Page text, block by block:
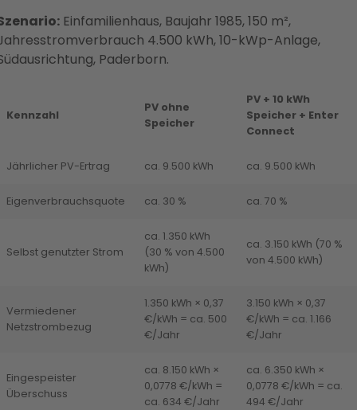
Einfamilienhaus, Baujahr 1985, 150 m²,
4.500 kWh, 10-kWp-Anlage,
Paderborn.
Kennzahl
PV ohne
Speicher
PV + 10 kWh
Speicher + Enter
Connect
Jährlicher PV-Ertrag ca. 9.500 kWh ca. 9.500 kWh
Eigenverbrauchsquote ca. 30 % ca. 70 %
Selbst genutzter Strom
ca. 1.350 kWh
(30 % von 4.500
kWh)
ca. 3.150 kWh (70 %
von 4.500 kWh)
Vermiedener
Netzstrombezug
1.350 kWh × 0,37
€/kWh = ca. 500
€/Jahr
3.150 kWh × 0,37
€/kWh = ca. 1.166
€/Jahr
Eingespeister
Überschuss
ca. 8.150 kWh ×
0,0778 €/kWh =
ca. 634 €/Jahr
ca. 6.350 kWh ×
0,0778 €/kWh = ca.
494 €/Jahr